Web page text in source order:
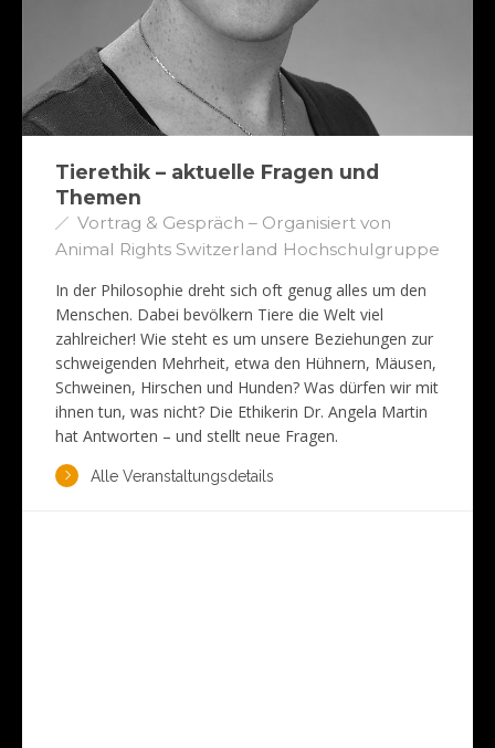
Tierethik – aktuelle Fragen und
Themen
Vortrag & Gespräch – Organisiert von
Animal Rights Switzerland Hochschulgruppe
In der Philosophie dreht sich oft genug alles um den
Menschen. Dabei bevölkern Tiere die Welt viel
zahlreicher! Wie steht es um unsere Beziehungen zur
schweigenden Mehrheit, etwa den Hühnern, Mäusen,
Schweinen, Hirschen und Hunden? Was dürfen wir mit
ihnen tun, was nicht? Die Ethikerin Dr. Angela Martin
hat Antworten – und stellt neue Fragen.
Alle Veranstaltungsdetails